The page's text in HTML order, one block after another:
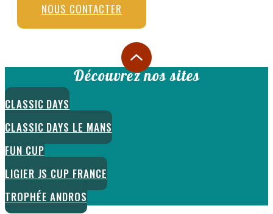
NOUS CONTACTER
Découvrez nos sites
CLASSIC DAYS
CLASSIC DAYS LE MANS
FUN CUP
LIGIER JS CUP FRANCE
TROPHÉE ANDROS